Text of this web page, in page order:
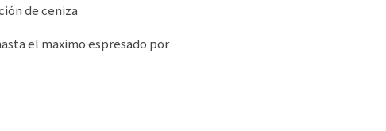
de ceniza
el maximo espresado por